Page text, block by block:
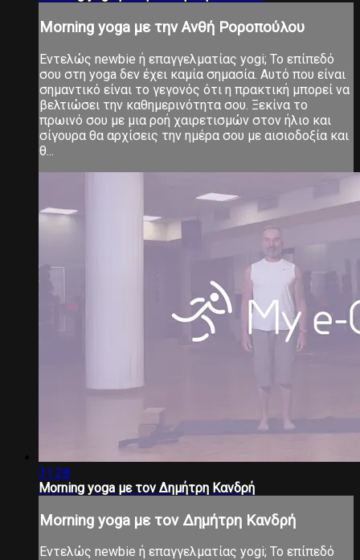
Morning yoga με την Ανθή Ροροπούλου
Εντελώς newbie ή επαγγελματίας yogi; Το επίπεδό
σου στη yoga δεν έχει καμία σημασία. Αυτό που είναι
σημαντικό είναι το γεγονός ότι η πρακτική μπορεί να
βελτιώσει την καθημερινότητα σου. Ξεκίνα το
πρωινό σου με μια ροή χαιρετισμών στον ήλιο και
σίγουρα θα αρχίσεις την ημέρα σου με αισιοδοξία και
θ...
31:28
Morning yoga με τον Δημήτρη Κανδρή
Morning yoga με τον Δημήτρη Κανδρή
Εντελώς newbie ή επαγγελματίας yogi; Το επίπεδό